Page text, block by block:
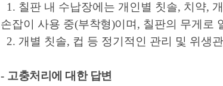
1. 칠판 내 수납장에는 개인별 칫솔, 치약,
손잡이 사용 중(부착형)이며, 칠판의 무게로
2. 개별 칫솔, 컵 등 정기적인 관리 및 위생
- 고충처리에 대한 답변